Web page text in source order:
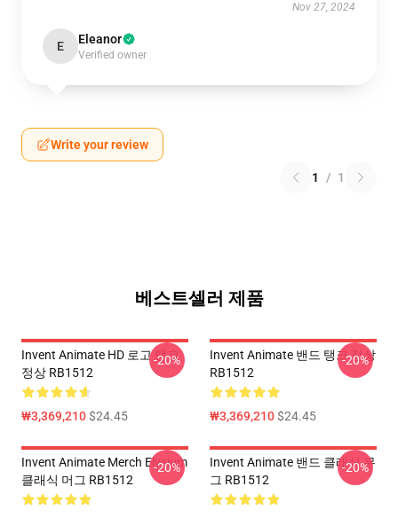
Nov 27, 2024
E Eleanor
Verified owner
Write your review
1 / 1
베스트셀러 제품
Invent Animate HD 로고 탱크
정상 RB1512
₩3,369,210$24.45
-20%
Invent Animate 밴드 탱크 정상
RB1512
₩3,369,210$24.45
-20%
Invent Animate Merch Elysium
클래식 머그 RB1512
-20%
Invent Animate 밴드 클래식 무
그 RB1512
-20%